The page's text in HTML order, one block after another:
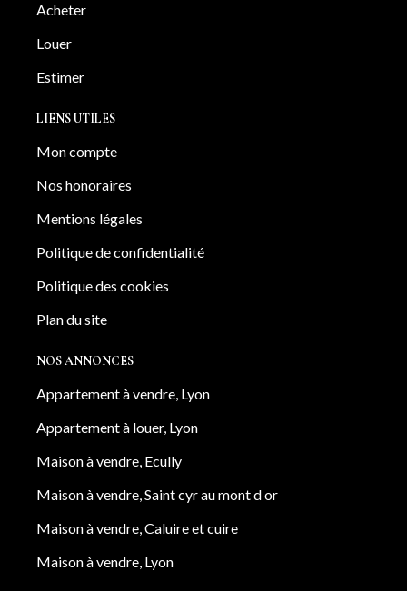
Acheter
Louer
Estimer
LIENS UTILES
Mon compte
Nos honoraires
Mentions légales
Politique de confidentialité
Politique des cookies
Plan du site
NOS ANNONCES
Appartement à vendre, Lyon
Appartement à louer, Lyon
Maison à vendre, Ecully
Maison à vendre, Saint cyr au mont d or
Maison à vendre, Caluire et cuire
Maison à vendre, Lyon